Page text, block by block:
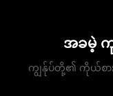
အခမဲ့ ကု
ကျွန်ုပ်တို့၏ ကိုယ်စ